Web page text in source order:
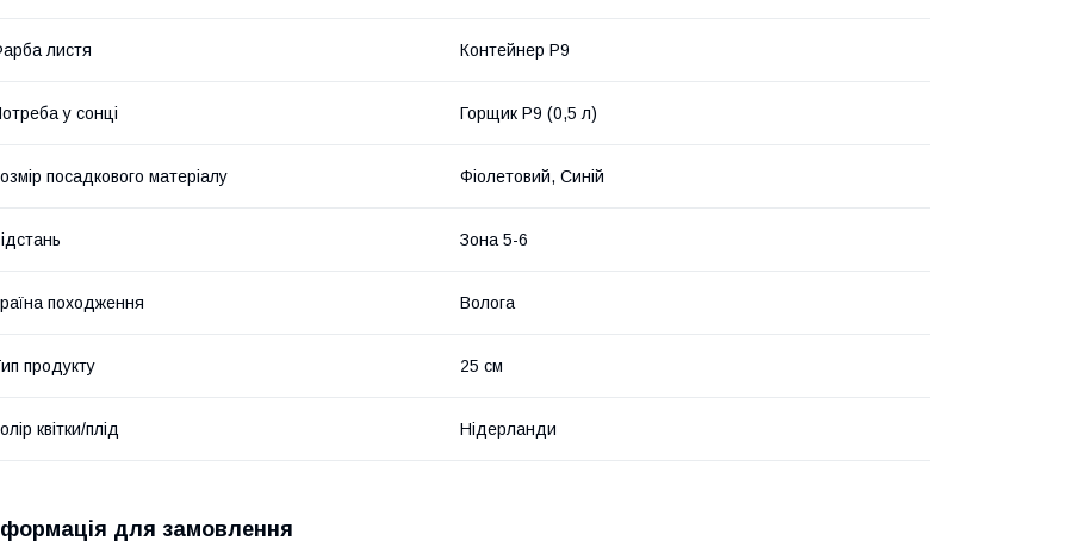
листя Контейнер P9
у сонці Горщик P9 (0,5 л)
посадкового матеріалу Фіолетовий, Синій
Зона 5-6
походження Волога
продукту 25 см
квітки/плід Нідерланди
для замовлення